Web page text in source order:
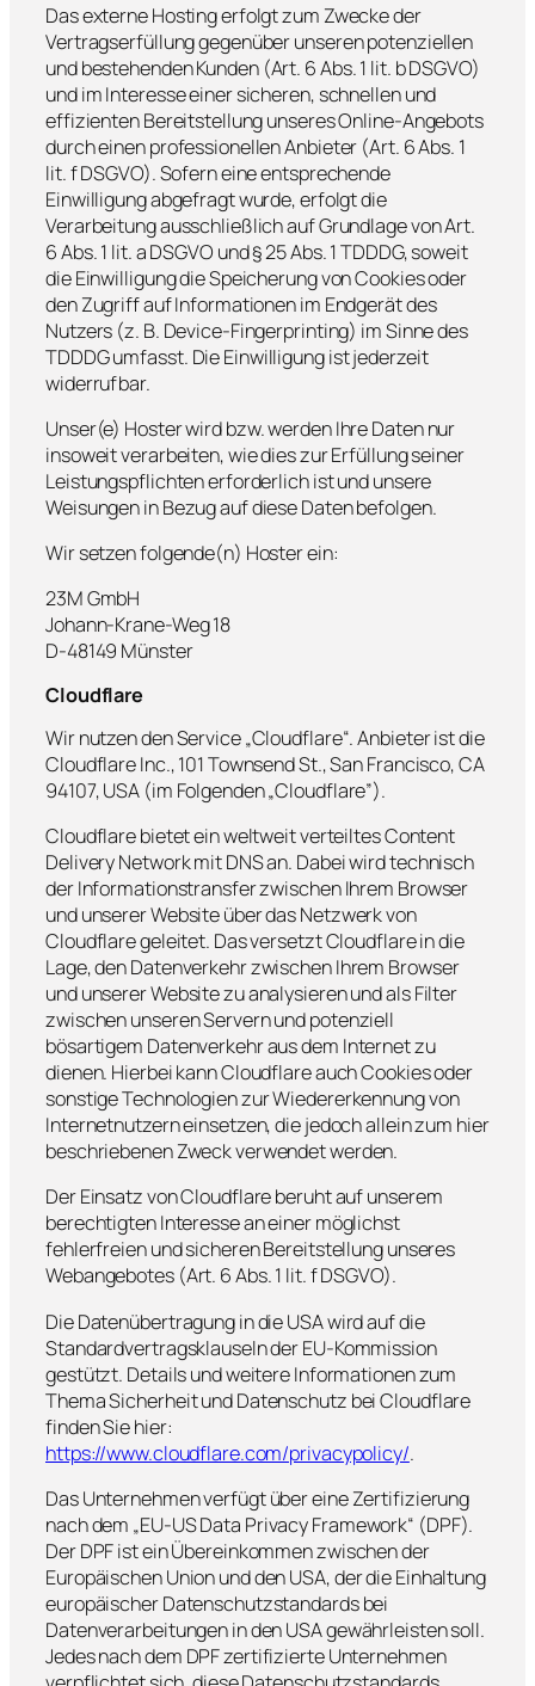
Das externe Hosting erfolgt zum Zwecke der
Vertragserfüllung gegenüber unseren potenziellen
und bestehenden Kunden (Art. 6 Abs. 1 lit. b DSGVO)
und im Interesse einer sicheren, schnellen und
effizienten Bereitstellung unseres Online-Angebots
durch einen professionellen Anbieter (Art. 6 Abs. 1
lit. f DSGVO). Sofern eine entsprechende
Einwilligung abgefragt wurde, erfolgt die
Verarbeitung ausschließlich auf Grundlage von Art.
6 Abs. 1 lit. a DSGVO und § 25 Abs. 1 TDDDG, soweit
die Einwilligung die Speicherung von Cookies oder
den Zugriff auf Informationen im Endgerät des
Nutzers (z. B. Device-Fingerprinting) im Sinne des
TDDDG umfasst. Die Einwilligung ist jederzeit
widerrufbar.
Unser(e) Hoster wird bzw. werden Ihre Daten nur
insoweit verarbeiten, wie dies zur Erfüllung seiner
Leistungspflichten erforderlich ist und unsere
Weisungen in Bezug auf diese Daten befolgen.
Wir setzen folgende(n) Hoster ein:
23M GmbH
Johann-Krane-Weg 18
D-48149 Münster
Cloudflare
Wir nutzen den Service „Cloudflare“. Anbieter ist die
Cloudflare Inc., 101 Townsend St., San Francisco, CA
94107, USA (im Folgenden „Cloudflare”).
Cloudflare bietet ein weltweit verteiltes Content
Delivery Network mit DNS an. Dabei wird technisch
der Informationstransfer zwischen Ihrem Browser
und unserer Website über das Netzwerk von
Cloudflare geleitet. Das versetzt Cloudflare in die
Lage, den Datenverkehr zwischen Ihrem Browser
und unserer Website zu analysieren und als Filter
zwischen unseren Servern und potenziell
bösartigem Datenverkehr aus dem Internet zu
dienen. Hierbei kann Cloudflare auch Cookies oder
sonstige Technologien zur Wiedererkennung von
Internetnutzern einsetzen, die jedoch allein zum hier
beschriebenen Zweck verwendet werden.
Der Einsatz von Cloudflare beruht auf unserem
berechtigten Interesse an einer möglichst
fehlerfreien und sicheren Bereitstellung unseres
Webangebotes (Art. 6 Abs. 1 lit. f DSGVO).
Die Datenübertragung in die USA wird auf die
Standardvertragsklauseln der EU-Kommission
gestützt. Details und weitere Informationen zum
Thema Sicherheit und Datenschutz bei Cloudflare
finden Sie hier:
https://www.cloudflare.com/privacypolicy/.
Das Unternehmen verfügt über eine Zertifizierung
nach dem „EU-US Data Privacy Framework“ (DPF).
Der DPF ist ein Übereinkommen zwischen der
Europäischen Union und den USA, der die Einhaltung
europäischer Datenschutzstandards bei
Datenverarbeitungen in den USA gewährleisten soll.
Jedes nach dem DPF zertifizierte Unternehmen